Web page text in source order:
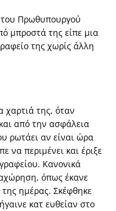
του Πρωθυπουργού
μπροστά της είπε μια
της χωρίς άλλη
χαρτιά της, όταν
από την ασφάλεια
ρωτάει αν είναι ώρα
να περιμένει και έριξε
Κανονικά
όπως έκανε
ημέρας. Σκέφθηκε
κατ ευθείαν στο